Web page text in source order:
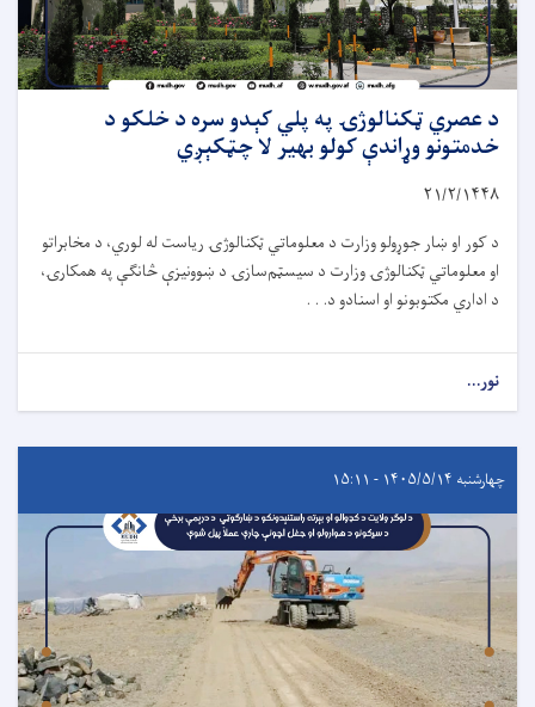
د عصري ټکنالوژۍ په پلي کېدو سره د خلکو د
خدمتونو وړاندې کولو بهیر لا چټکېږي
۲۱/۲/۱۴۴۸
د کور او ښار جوړولو وزارت د معلوماتي ټکنالوژۍ ریاست له لوري، د مخابراتو
او معلوماتي ټکنالوژۍ وزارت د سیسټم‌سازۍ د ښوونیزې څانګې په همکارۍ،
د اداري مکتوبونو او اسنادو د. . .
نور...
چهارشنبه ۱۴۰۵/۵/۱۴ - ۱۵:۱۱